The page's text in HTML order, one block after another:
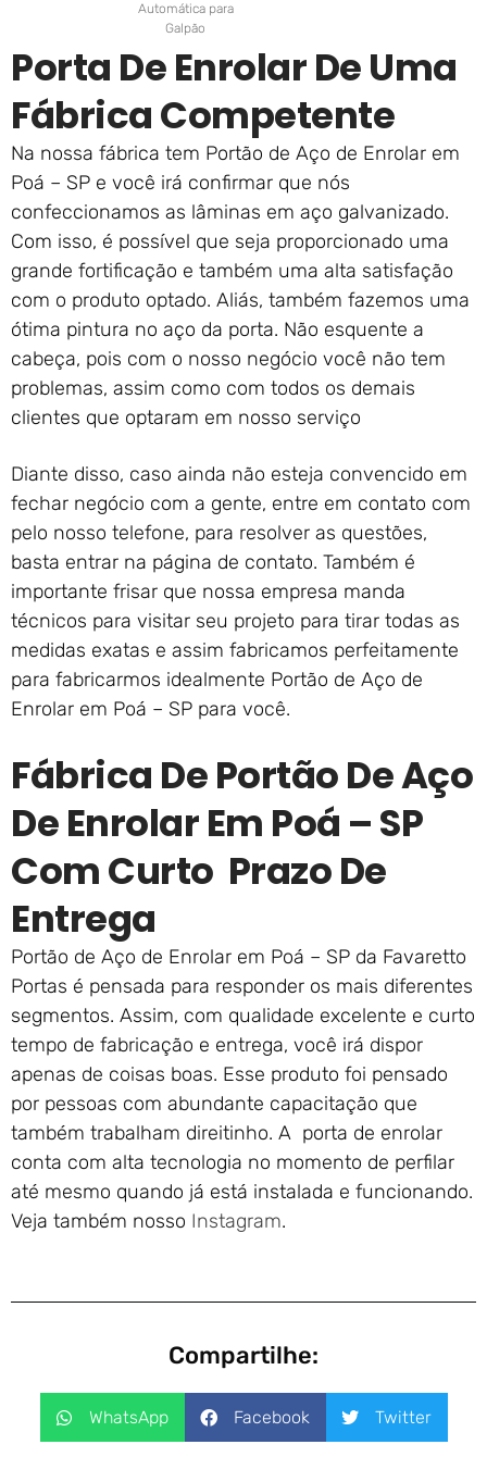
Automática para
Galpão
Porta De Enrolar De Uma
Fábrica Competente
Na nossa fábrica tem Portão de Aço de Enrolar em
Poá – SP e você irá confirmar que nós
confeccionamos as lâminas em aço galvanizado.
Com isso, é possível que seja proporcionado uma
grande fortificação e também uma alta satisfação
com o produto optado. Aliás, também fazemos uma
ótima pintura no aço da porta. Não esquente a
cabeça, pois com o nosso negócio você não tem
problemas, assim como com todos os demais
clientes que optaram em nosso serviço
Diante disso, caso ainda não esteja convencido em
fechar negócio com a gente, entre em contato com
pelo nosso telefone, para resolver as questões,
basta entrar na página de contato. Também é
importante frisar que nossa empresa manda
técnicos para visitar seu projeto para tirar todas as
medidas exatas e assim fabricamos perfeitamente
para fabricarmos idealmente Portão de Aço de
Enrolar em Poá – SP para você.
Fábrica De Portão De Aço
De Enrolar Em Poá – SP
Com Curto Prazo De
Entrega
Portão de Aço de Enrolar em Poá – SP da Favaretto
Portas é pensada para responder os mais diferentes
segmentos. Assim, com qualidade excelente e curto
tempo de fabricação e entrega, você irá dispor
apenas de coisas boas. Esse produto foi pensado
por pessoas com abundante capacitação que
também trabalham direitinho. A porta de enrolar
conta com alta tecnologia no momento de perfilar
até mesmo quando já está instalada e funcionando.
Veja também nosso Instagram.
Compartilhe:
WhatsApp Facebook Twitter